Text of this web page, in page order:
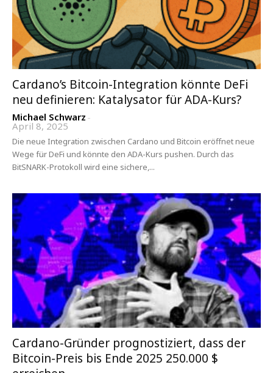
Cardano’s Bitcoin-Integration könnte DeFi
neu definieren: Katalysator für ADA-Kurs?
Michael Schwarz -
April 8, 2025
Die neue Integration zwischen Cardano und Bitcoin eröffnet neue
Wege für DeFi und könnte den ADA-Kurs pushen. Durch das
BitSNARK-Protokoll wird eine sichere,...
Cardano-Gründer prognostiziert, dass der
Bitcoin-Preis bis Ende 2025 250.000 $